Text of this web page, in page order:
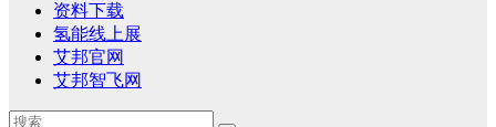
资料下载
氢能线上展
艾邦官网
艾邦智飞网